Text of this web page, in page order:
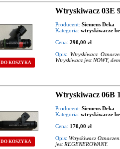
DO KOSZYKA
Wtryskiwacz 03E
Producent: Siemens Deka
Kategoria: wtryskiwacze
Cena: 290,00 zł
Opis: Wtryskiwacz
Wtryskiwacz jest NOWY,
DO KOSZYKA
Wtryskiwacz 06B
Producent: Siemens Deka
Kategoria: wtryskiwacze
Cena: 170,00 zł
Opis: Wtryskiwacz
jest REGENEROWANY.